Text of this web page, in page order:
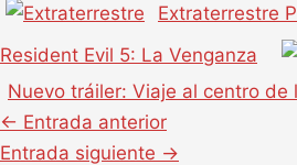
Extraterrestre
Resident Evil 5: La Venganza
Nuevo tráiler: Viaje al centro de
← Entrada anterior
Entrada siguiente →